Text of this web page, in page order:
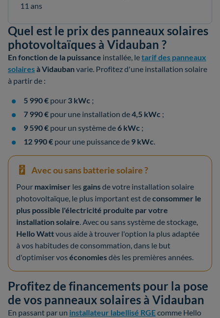
11 ans
Quel est le prix des panneaux solaires
photovoltaïques à Vidauban ?
En fonction de la puissance installée, letarif des panneaux
solairesà Vidaubanvarie. Profitez d'une installation solaire
à partir de :
5 990 € pour 3 kWc ;
7 990 € pour une installation de4,5 kWc ;
9 590 € pour un système de6 kWc ;
12 990 € pour une puissance de 9 kWc.
Avec ou sans batterie solaire ?
Pour maximiser lesgainsde votre installation solaire
photovoltaïque, le plus important est deconsommer le
plus possible l'électricité produite par votre
installation solaire. Avec ou sans système de stockage,
Hello Wattvous aide à trouver l'option la plus adaptée
à vos habitudes de consommation, dans le but
d'optimiser voséconomiesdès les premières années.
Profitez de financements pour la pose
de vos panneaux solaires à Vidauban
En passant par un installateur labellisé RGEcomme Hello